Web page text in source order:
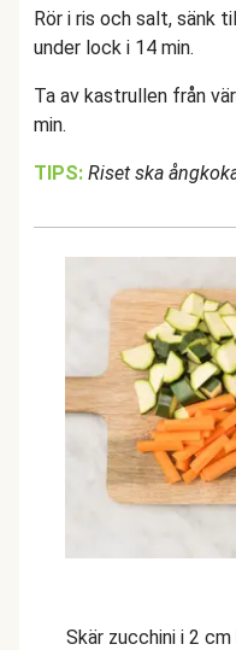
Rör i ris och salt, sänk
under lock i 14 min.
Ta av kastrullen från
min.
TIPS: Riset ska
Skär zucchini i 2 cm